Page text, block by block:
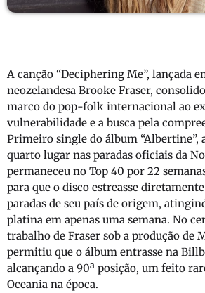
A canção “Deciphering Me”, lançada
neozelandesa Brooke Fraser,
marco do pop-folk internacional ao
vulnerabilidade e a busca pela
Primeiro single do álbum “Albertine”,
quarto lugar nas paradas oficiais da
permaneceu no Top 40 por 22
para que o disco estreasse
paradas de seu país de origem,
platina em apenas uma semana. No
trabalho de Fraser sob a produção de
permitiu que o álbum entrasse na
alcançando a 90ª posição, um feito
Oceania na época.